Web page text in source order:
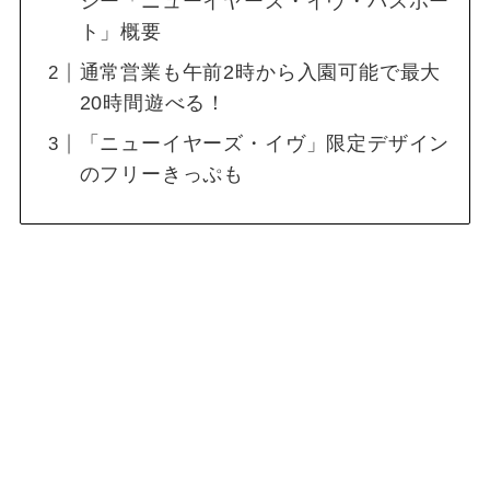
ト」概要
通常営業も午前2時から入園可能で最大
20時間遊べる！
「ニューイヤーズ・イヴ」限定デザイン
のフリーきっぷも